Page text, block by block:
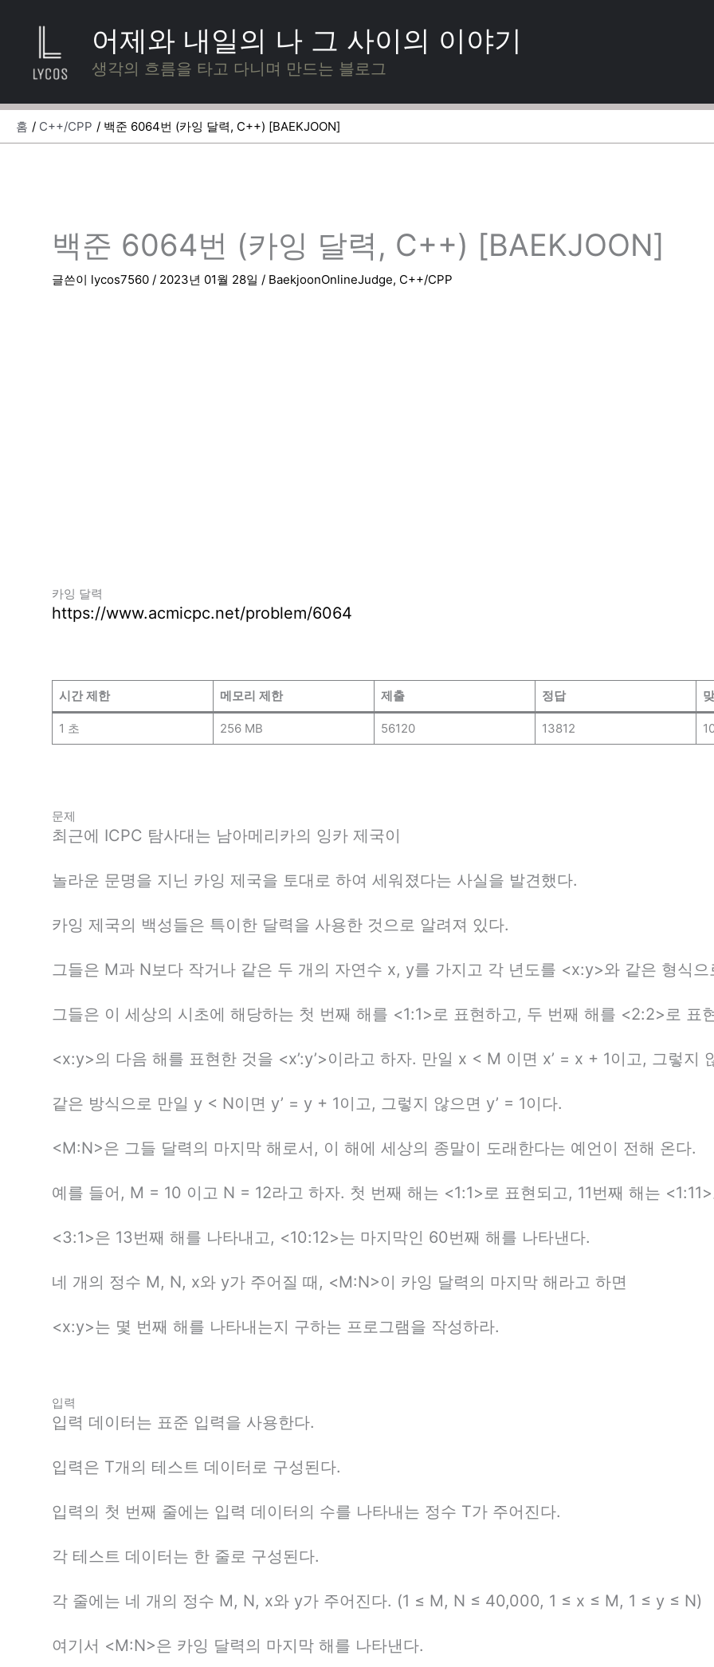
너
기
어제와 내일의 나 그 사이의 이야기
생각의 흐름을 타고 다니며 만드는 블로그
홈 C++/CPP 백준 6064번 (카잉 달력, C++) [BAEKJOON]
백준 6064번 (카잉 달력, C++) [BAEKJOON]
글쓴이 lycos7560 / 2023년 01월 28일 / BaekjoonOnlineJudge, C++/CPP
카잉 달력
https://www.acmicpc.net/problem/6064
시간 제한 메모리 제한 제출 정답
1 초 256 MB 56120 13812
문제
최근에 ICPC 탐사대는 남아메리카의 잉카 제국이
놀라운 문명을 지닌 카잉 제국을 토대로 하여 세워졌다는 사실을 발견했다.
카잉 제국의 백성들은 특이한 달력을 사용한 것으로 알려져 있다.
그들은 M과 N보다 작거나 같은 두 개의 자연수 x, y를 가지고 각 년도를 <x:y>와 같은 형식
그들은 이 세상의 시초에 해당하는 첫 번째 해를 <1:1>로 표현하고, 두 번째 해를 <2:2>로 표
<x:y>의 다음 해를 표현한 것을 <x’:y’>이라고 하자. 만일 x < M 이면 x’ = x + 1이고, 그렇지
같은 방식으로 만일 y < N이면 y’ = y + 1이고, 그렇지 않으면 y’ = 1이다.
<M:N>은 그들 달력의 마지막 해로서, 이 해에 세상의 종말이 도래한다는 예언이 전해 온다.
예를 들어, M = 10 이고 N = 12라고 하자. 첫 번째 해는 <1:1>로 표현되고, 11번째 해는
<3:1>은 13번째 해를 나타내고, <10:12>는 마지막인 60번째 해를 나타낸다.
네 개의 정수 M, N, x와 y가 주어질 때, <M:N>이 카잉 달력의 마지막 해라고 하면
<x:y>는 몇 번째 해를 나타내는지 구하는 프로그램을 작성하라.
입력
입력 데이터는 표준 입력을 사용한다.
입력은 T개의 테스트 데이터로 구성된다.
입력의 첫 번째 줄에는 입력 데이터의 수를 나타내는 정수 T가 주어진다.
각 테스트 데이터는 한 줄로 구성된다.
각 줄에는 네 개의 정수 M, N, x와 y가 주어진다. (1 ≤ M, N ≤ 40,000, 1 ≤ x ≤ M, 1 ≤ y ≤ N)
여기서 <M:N>은 카잉 달력의 마지막 해를 나타낸다.